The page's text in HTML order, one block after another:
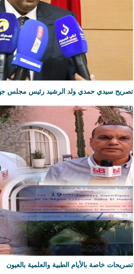
تصريح سيدي حمدي ولد الرشيد رئيس مجلس
تصريحات خاصة بالأيام الطبية والعلمية بالعيون